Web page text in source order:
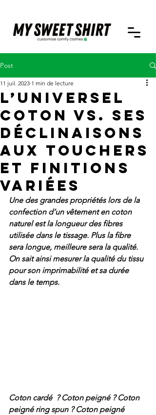
Post
L’universel
coton vs. ses
déclinaisons
aux touchers
et finitions
variées
11 juil. 2023 1 min de lecture
Une des grandes propriétés lors de la
confection d’un vêtement en coton
naturel est la longueur des fibres
utilisée dans le tissage. Plus la fibre
sera longue, meilleure sera la qualité.
On sait ainsi mesurer la qualité du tissu
pour son imprimabilité et sa durée
dans le temps.
Coton cardé  ? Coton peigné ? Coton
peigné ring spun ? Coton peigné